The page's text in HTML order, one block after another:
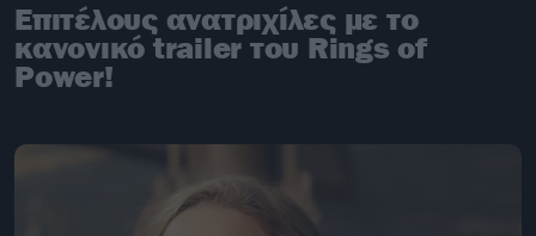
Επιτέλους ανατριχίλες με το
κανονικό trailer του Rings of
Power!